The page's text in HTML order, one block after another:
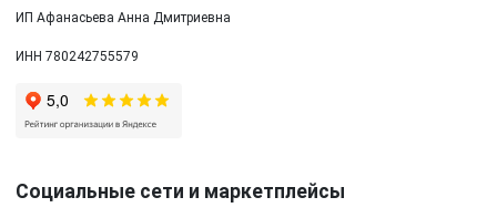
ИП Афанасьева Анна Дмитриевна
ИНН 780242755579
Социальные сети и маркетплейсы